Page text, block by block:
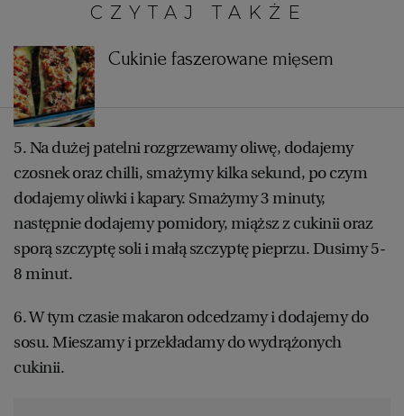
CZYTAJ TAKŻE:
Cukinie faszerowane mięsem
5. Na dużej patelni rozgrzewamy oliwę, dodajemy
czosnek oraz chilli, smażymy kilka sekund, po czym
dodajemy oliwki i kapary. Smażymy 3 minuty,
następnie dodajemy pomidory, miąższ z cukinii oraz
sporą szczyptę soli i małą szczyptę pieprzu. Dusimy 5-
8 minut.
6. W tym czasie makaron odcedzamy i dodajemy do
sosu. Mieszamy i przekładamy do wydrążonych
cukinii.